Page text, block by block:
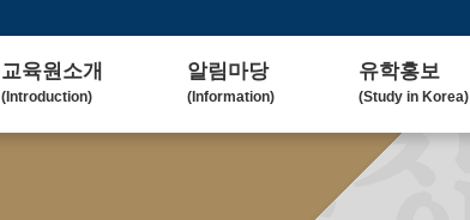
교육원소개
(Introduction)
알림마당
(Information)
유학홍보
(Study in Korea)
대학(원)소개
(Korean University)